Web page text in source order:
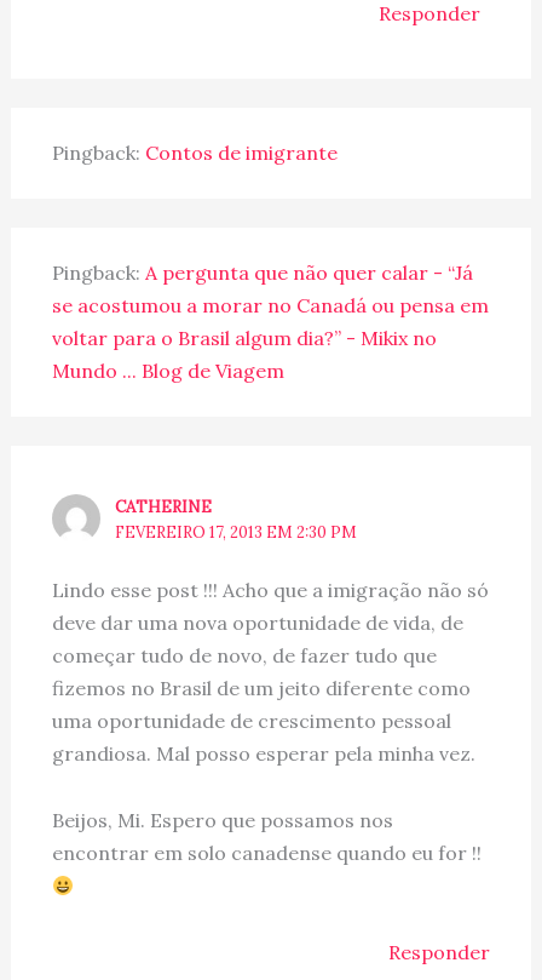
Responder
Pingback: Contos de imigrante
Pingback: A pergunta que não quer calar - “Já
se acostumou a morar no Canadá ou pensa em
voltar para o Brasil algum dia?” - Mikix no
Mundo ... Blog de Viagem
CATHERINE
FEVEREIRO 17, 2013 EM 2:30 PM
Lindo esse post !!! Acho que a imigração não só
deve dar uma nova oportunidade de vida, de
começar tudo de novo, de fazer tudo que
fizemos no Brasil de um jeito diferente como
uma oportunidade de crescimento pessoal
grandiosa. Mal posso esperar pela minha vez.
Beijos, Mi. Espero que possamos nos
encontrar em solo canadense quando eu for !!
Responder